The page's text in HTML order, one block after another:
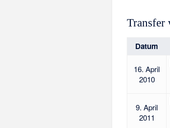
Transfer
Datum
16. April
2010
9. April
2011